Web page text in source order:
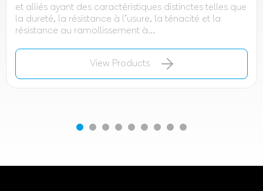
et alliés ayant des caractéristiques distinctes telles que
la dureté, la résistance à l'usure, la ténacité et la
résistance au ramollissement à...
View Products